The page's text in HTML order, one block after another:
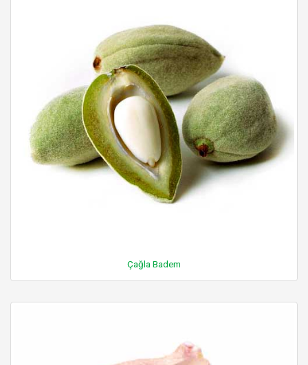
Çağla Badem